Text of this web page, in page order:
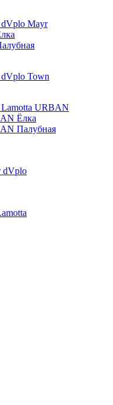
Mayr
Town
URBAN
Ёлка
Палубная
dVplo